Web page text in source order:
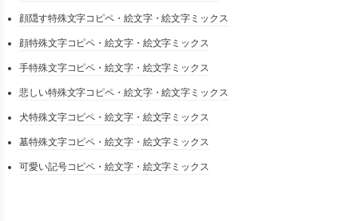
顔隠す特殊文字コピペ・絵文字・絵文字ミックス
顔特殊文字コピペ・絵文字・絵文字ミックス
手特殊文字コピペ・絵文字・絵文字ミックス
悲しい特殊文字コピペ・絵文字・絵文字ミックス
犬特殊文字コピペ・絵文字・絵文字ミックス
墓特殊文字コピペ・絵文字・絵文字ミックス
可愛い記号コピペ・絵文字・絵文字ミックス